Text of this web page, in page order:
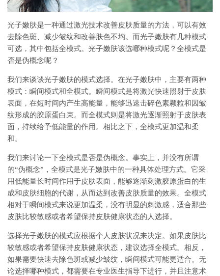
光子嫩肤是一种通过激光技术改善皮肤质量的方法，可以有效
去除色斑、减少皱纹和改善肤色不均。而光子嫩肤有几种模式
可选，其中包括全模式。光子嫩肤该选哪种模式呢？全模式是
否是伪概念呢？
我们来谈谈光子嫩肤的模式选择。在光子嫩肤中，主要有两种
模式：瞬间模式和全模式。瞬间模式是将激光快速照射于皮肤
表面，在短时间内产生高能量，能够迅速击碎色素颗粒和因皱
纹形成的胶原蛋白束。而全模式则是将激光逐渐照射于皮肤表
面，持续给予低能量的作用。相比之下，全模式更加温和柔
和。
我们来讨论一下全模式是否是伪概念。事实上，并没有所谓
的“伪概念”，全模式是光子嫩肤中的一种具体处理方式。它采
用低能量长时间作用于皮肤表面，能够逐渐刺激胶原蛋白的生
成和皮肤细胞的代谢，从而达到改善皮肤质量的效果。全模式
相对于瞬间模式来说更加温柔，没有明显的刺激感，适合那些
皮肤比较敏感或者希望保持皮肤健康状态的人选择。
选择光子嫩肤的模式应根据个人皮肤状况来决定。如果皮肤比
较敏感或者希望保持皮肤健康状态，建议选择全模式。相反，
如果需要快速去除色斑或减少皱纹，瞬间模式可能更适合。无
论选择哪种模式，都需要在专业医生指导下进行，并且注意术